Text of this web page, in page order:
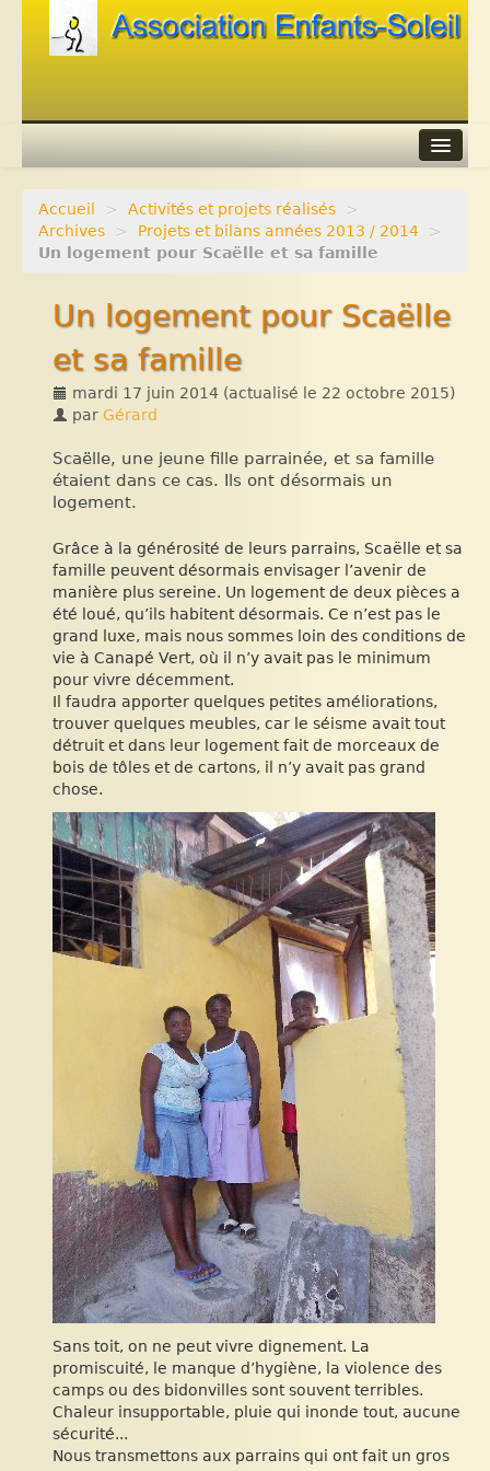
Agenda
Adhérer
Contacts
Liens
Accueil > Activités et projets réalisés
>
Archives
> Projets et bilans années 2013 / 2014
>
Un logement pour Scaëlle et sa famille
Un logement pour Scaëlle
et sa famille
mardi 17 juin 2014 (actualisé le 22 octobre 2015)
par Gérard
Scaëlle, une jeune fille parrainée, et sa famille
étaient dans ce cas. Ils ont désormais un
logement.
Grâce à la générosité de leurs parrains, Scaëlle et sa
famille peuvent désormais envisager l’avenir de
manière plus sereine. Un logement de deux pièces a
été loué, qu’ils habitent désormais. Ce n’est pas le
grand luxe, mais nous sommes loin des conditions de
vie à Canapé Vert, où il n’y avait pas le minimum
pour vivre décemment.
Il faudra apporter quelques petites améliorations,
trouver quelques meubles, car le séisme avait tout
détruit et dans leur logement fait de morceaux de
bois de tôles et de cartons, il n’y avait pas grand
chose.
Sans toit, on ne peut vivre dignement. La
promiscuité, le manque d’hygiène, la violence des
camps ou des bidonvilles sont souvent terribles.
Chaleur insupportable, pluie qui inonde tout, aucune
sécurité...
Nous transmettons aux parrains qui ont fait un gros